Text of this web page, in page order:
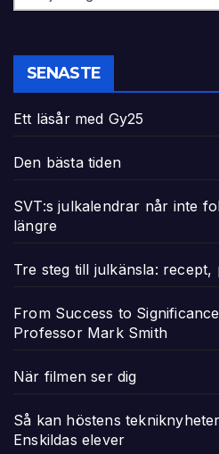
SENASTE
Ett läsår med Gy25
Den bästa tiden
SVT:s julkalendrar når inte
längre
Tre steg till julkänsla:
From Success to
Professor Mark Smith
När filmen ser dig
Så kan höstens
Enskildas elever